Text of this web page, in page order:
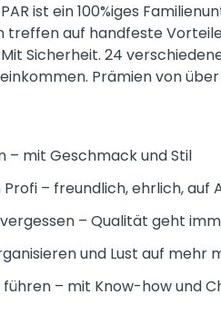
ist ein 100%iges
treffen auf handfeste
Sicherheit. 24
Prämien von
– mit Geschmack und Stil
– freundlich, ehrlich, auf
– Qualität geht
und Lust auf mehr
– mit Know-how und